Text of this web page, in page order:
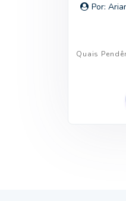
Por:
Quais